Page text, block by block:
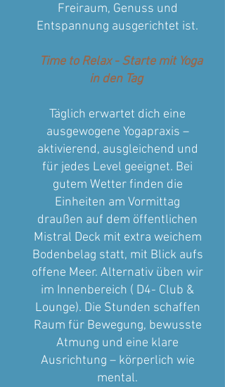
Freiraum, Genuss und
Entspannung ausgerichtet ist.
Time to Relax - Starte mit Yoga
in den Tag
Täglich erwartet dich eine
ausgewogene Yogapraxis –
aktivierend, ausgleichend und
für jedes Level geeignet. Bei
gutem Wetter finden die
Einheiten am Vormittag
draußen auf dem öffentlichen
Mistral Deck mit extra weichem
Bodenbelag statt, mit Blick aufs
offene Meer. Alternativ üben wir
im Innenbereich ( D4- Club &
Lounge). Die Stunden schaffen
Raum für Bewegung, bewusste
Atmung und eine klare
Ausrichtung – körperlich wie
mental.